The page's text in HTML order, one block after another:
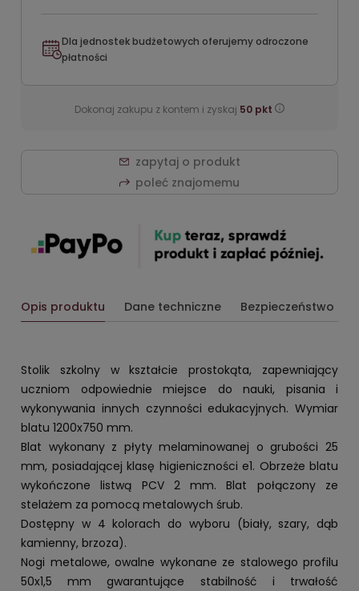
Dla jednostek budżetowych oferujemy odroczone
płatności
Dokonaj zakupu z kontem i zyskaj 50 pkt
zapytaj o produkt
poleć znajomemu
Opis produktu Dane techniczne Bezpieczeństwo
Stolik szkolny w kształcie prostokąta, zapewniający
uczniom odpowiednie miejsce do nauki, pisania i
wykonywania innych czynności edukacyjnych. Wymiar
blatu 1200x750 mm.
Blat wykonany z płyty melaminowanej o grubości 25
mm, posiadającej klasę higieniczności e1. Obrzeże blatu
wykończone listwą PCV 2 mm. Blat połączony ze
stelażem za pomocą metalowych śrub.
Dostępny w 4 kolorach do wyboru (biały, szary, dąb
kamienny, brzoza).
Nogi metalowe, owalne wykonane ze stalowego profilu
50x1,5 mm gwarantujące stabilność i trwałość